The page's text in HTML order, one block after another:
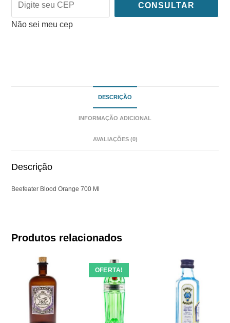
CONSULTAR
Não sei meu cep
DESCRIÇÃO
INFORMAÇÃO ADICIONAL
AVALIAÇÕES (0)
Descrição
Beefeater Blood Orange 700 Ml
Produtos relacionados
OFERTA!